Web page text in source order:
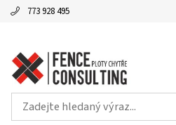
773 928 495